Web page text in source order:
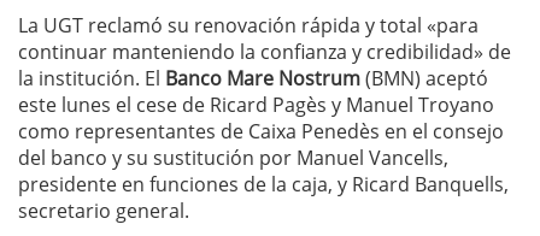
La UGT reclamó su renovación rápida y total «para
continuar manteniendo la confianza y credibilidad» de
la institución. El Banco Mare Nostrum(BMN) aceptó
este lunes el cese de Ricard Pagès y Manuel Troyano
como representantes de Caixa Penedès en el consejo
del banco y su sustitución por Manuel Vancells,
presidente en funciones de la caja, y Ricard Banquells,
secretario general.